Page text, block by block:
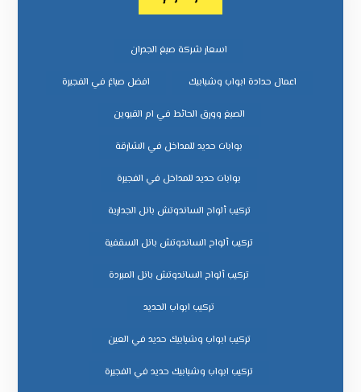
اسعار شركة صبغ الجدران
اعمال حدادة ابواب وشبابيك افضل صباغ في الفجيرة
الصبغ وورق الحائط في ام القيوين
بوابات حديد للمداخل في الشارقة
بوابات حديد للمداخل في الفجيرة
تركيب ألواح الساندوتش بانل الجدارية
تركيب ألواح الساندوتش بانل السقفية
تركيب ألواح الساندوتش بانل المبردة
تركيب ابواب الحديد
تركيب ابواب وشبابيك حديد في العين
تركيب ابواب وشبابيك حديد في الفجيرة